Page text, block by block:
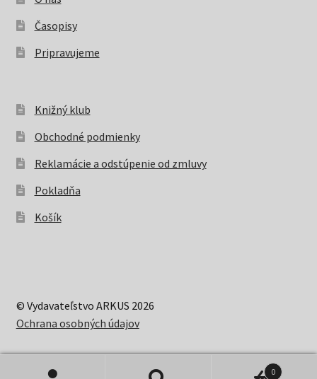
Časopisy
Pripravujeme
Knižný klub
Obchodné podmienky
Reklamácie a odstúpenie od zmluvy
Pokladňa
Košík
© Vydavateľstvo ARKUS 2026
Ochrana osobných údajov
0